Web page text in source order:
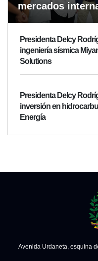
mercados
Presidenta Delcy
ingeniería sísmica
Solutions
Presidenta Delcy
inversión en
Energía
Avenida Urdaneta, esquina